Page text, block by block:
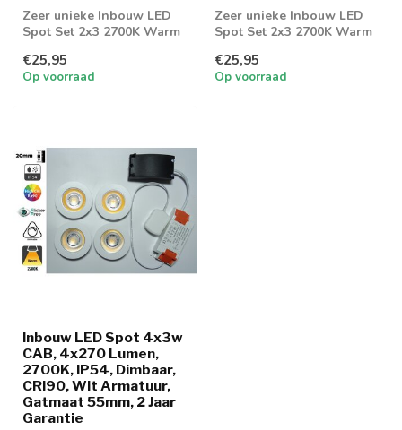
Zeer unieke Inbouw LED
Spot Set 2x3 2700K Warm
badkam...
€25,95
Op voorraad
Zeer unieke Inbouw LED
Spot Set 2x3 2700K Warm
badkam...
€25,95
Op voorraad
Inbouw LED Spot 4x3w
CAB, 4x270 Lumen,
2700K, IP54, Dimbaar,
CRI90, Wit Armatuur,
Gatmaat 55mm, 2 Jaar
Garantie